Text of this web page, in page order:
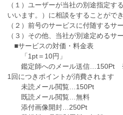
（１）ユーザーが当社の別途指定す
いいます。）に相談をすることがで
（２）前号のサービスに付随するサ
（３）その他、当社が別途定めるサ
■サービスの対価・料金表
「1pt＝10円」
鑑定師へのメール送信…150Pt ※
1回につきポイントが消費されます
未読メール閲覧…150Pt
既読メール閲覧…無料
添付画像開封…250Pt